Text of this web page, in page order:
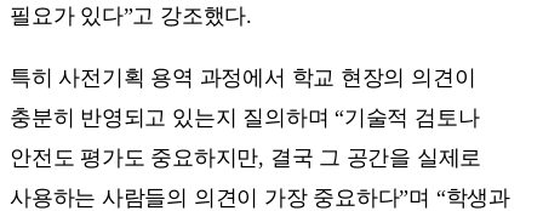
필요가 있다”고 강조했다.
특히 사전기획 용역 과정에서 학교 현장의 의견이
충분히 반영되고 있는지 질의하며 “기술적 검토나
안전도 평가도 중요하지만, 결국 그 공간을 실제로
사용하는 사람들의 의견이 가장 중요하다”며 “학생과